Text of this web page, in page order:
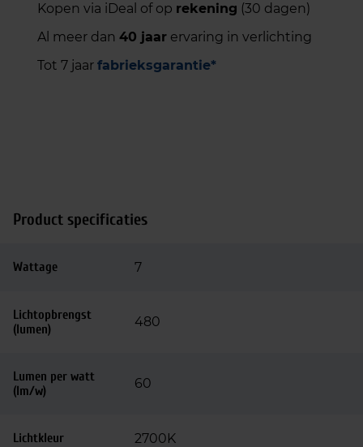
Kopen via iDeal of op rekening (30 dagen)
Al meer dan 40 jaar ervaring in verlichting
Tot 7 jaar fabrieksgarantie*
Product specificaties
Wattage 7
Lichtopbrengst
(lumen)
480
Lumen per watt
(lm/w)
60
Lichtkleur 2700K